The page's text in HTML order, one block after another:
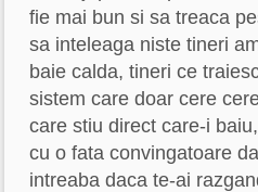
fie mai bun si sa treaca
sa inteleaga niste tineri
baie calda, tineri ce
sistem care doar cere
care stiu direct care-i
cu o fata convingatoare
intreaba daca te-ai